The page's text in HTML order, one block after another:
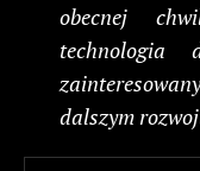
obecnej
technologia
dalszym